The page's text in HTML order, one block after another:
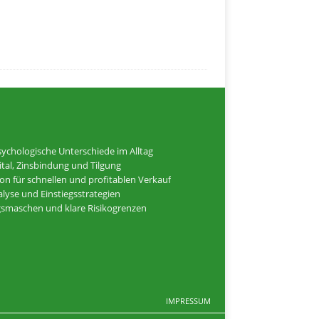
Unterschiede im Alltag
Zinsbindung und Tilgung
für schnellen und profitablen Verkauf
und Einstiegsstrategien
und klare Risikogrenzen
IMPRESSUM